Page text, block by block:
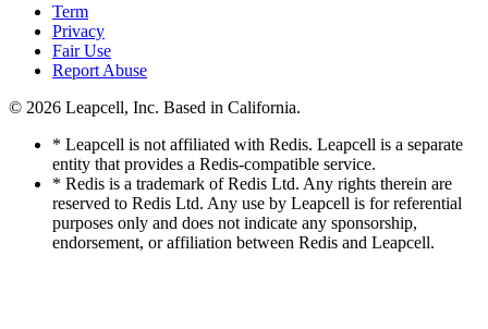
Term
Privacy
Fair Use
Report Abuse
© 2026 Leapcell, Inc. Based in California.
* Leapcell is not affiliated with Redis. Leapcell is a separate
entity that provides a Redis-compatible service.
* Redis is a trademark of Redis Ltd. Any rights therein are
reserved to Redis Ltd. Any use by Leapcell is for referential
purposes only and does not indicate any sponsorship,
endorsement, or affiliation between Redis and Leapcell.